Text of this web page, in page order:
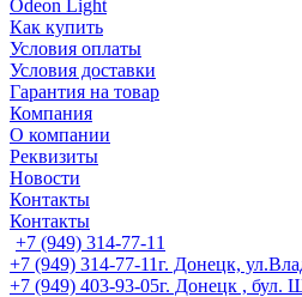
Odeon Light
Как купить
Условия оплаты
Условия доставки
Гарантия на товар
Компания
О компании
Реквизиты
Новости
Контакты
Контакты
+7 (949) 314-77-11
+7 (949) 314-77-11г. Донецк,
+7 (949) 403-93-05г. Донецк , бул.